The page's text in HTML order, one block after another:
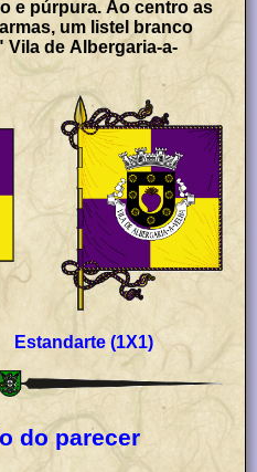
e púrpura. Ao centro as
um listel branco
Vila de Albergaria-a-
(1X1)
do parecer